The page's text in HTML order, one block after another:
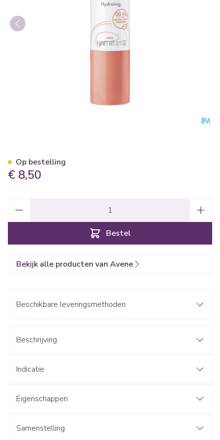
€ 8,50
Bestel
Op bestelling
Bekijk alle producten van Avene
Beschikbare leveringsmethoden
Beschrijving
Indicatie
Eigenschappen
Samenstelling